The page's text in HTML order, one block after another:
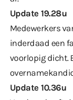
Update 19.28u
Medewerkers
inderdaad een
voorlopig dicht.
Update 10.36u